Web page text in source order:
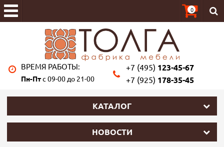
0
ВРЕМЯ РАБОТЫ:
Пн-Птс 09-00 до 21-00
+7 (495) 123-45-67
+7 (925) 178-35-45
КАТАЛОГ
НОВОСТИ